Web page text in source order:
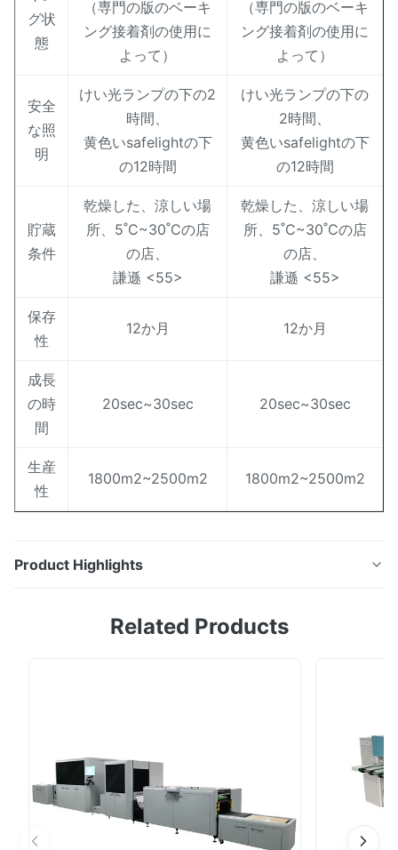
グ状
態
（専門の版のベーキ
ング接着剤の使用に
よって）
（専門の版のベーキ
ング接着剤の使用に
よって）
安全
な照
明
けい光ランプの下の2
時間、
黄色いsafelightの下
の12時間
けい光ランプの下の
2時間、
黄色いsafelightの下
の12時間
貯蔵
条件
乾燥した、涼しい場
所、5˚C~30˚Cの店
の店、
謙遜 <55>
乾燥した、涼しい場
所、5˚C~30˚Cの店
の店、
謙遜 <55>
保存
性
12か月 12か月
成長
の時
間
20sec~30sec 20sec~30sec
生産
性
1800m2~2500m2 1800m2~2500m2
Product Highlights
のアルミニウム基質は100,000の印象まで長さを動かしま
ー:50~70mj/Cm2 指定:0.15mm 100pcs/box;0.25mm
50pcs/box;0.30mm 50pcs 材料:アルミニウム タ...
Related Products